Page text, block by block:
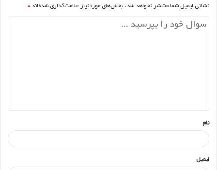
نشانی ایمیل شما منتشر نخواهد شد. بخش‌های موردنیاز علامت‌گذاری شده‌اند *
*
نام
ایمیل